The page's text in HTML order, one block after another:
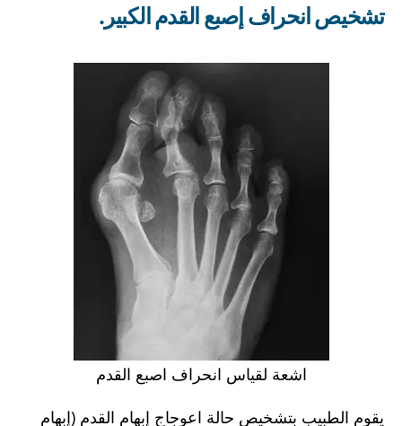
تشخيص انحراف إصبع القدم الكبير.
اشعة لقياس انحراف اصبع القدم
يقوم الطبيب بتشخيص حالة اعوجاج إبهام القدم (إبهام